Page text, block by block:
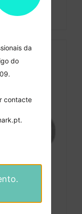
da
do
contacte